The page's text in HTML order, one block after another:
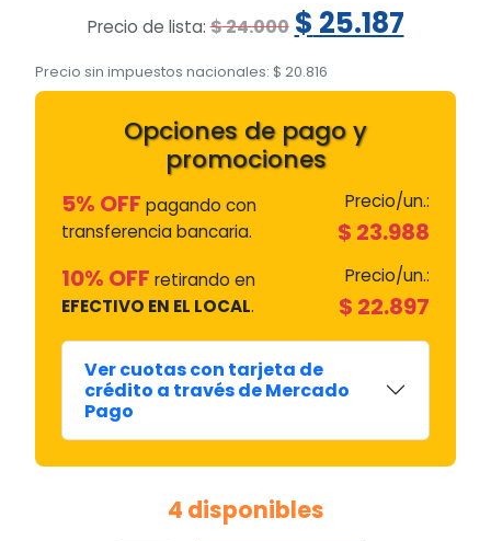
Precio de lista:$24.000 El
precio
original
era:
$ 24.000.
$ 25.187El
$
Precio sin impuestos nacionales: $ 20.816
Opciones de pago y
promociones
5% OFF pagando con
transferencia bancaria.
Precio/un.:
$ 23.988
10% OFF retirando en
EFECTIVO EN EL LOCAL.
Precio/un.:
$ 22.897
Ver cuotas con tarjeta de
crédito a través de Mercado
Pago
4 disponibles